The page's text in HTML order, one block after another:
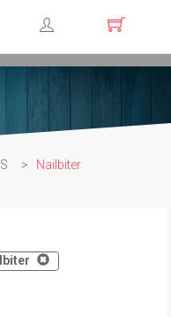
> Nailbiter